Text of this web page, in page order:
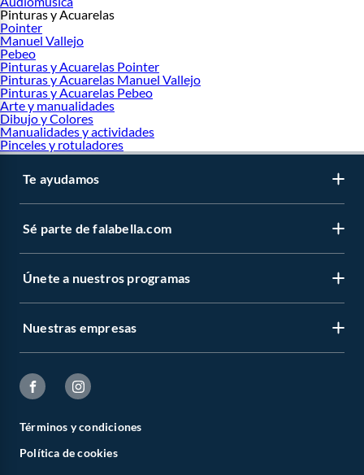
Pinturas y Acuarelas
Pointer
Manuel Vallejo
Pebeo
Pinturas y Acuarelas Pointer
Pinturas y Acuarelas Manuel Vallejo
Pinturas y Acuarelas Pebeo
Arte y manualidades
Dibujo y Colores
Manualidades y actividades
Pinceles y rotuladores
Te ayudamos
Sé parte de falabella.com
Únete a nuestros programas
Nuestras empresas
Términos y condiciones
Política de cookies